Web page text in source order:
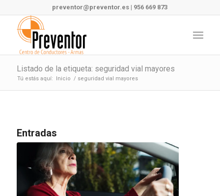
preventor@preventor.es | 956 669 873
Listado de la etiqueta: seguridad vial mayores
Tú estás aquí: Inicio / seguridad vial mayores
Entradas